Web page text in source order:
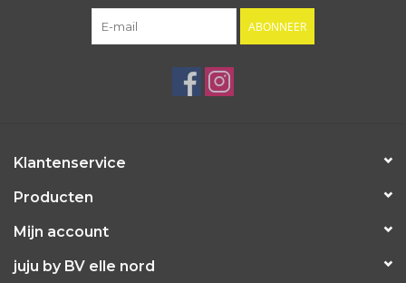
ABONNEER
Klantenservice
Producten
Mijn account
juju by BV elle nord